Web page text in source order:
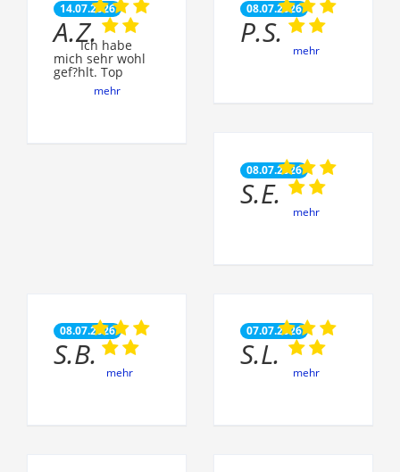
14.07.2026
A.Z.Ich habe
mich sehr wohl
gef?hlt. Top
mehr
08.07.2026
P.S.
mehr
08.07.2026
S.E.
mehr
08.07.2026
S.B.
mehr
07.07.2026
S.L.
mehr